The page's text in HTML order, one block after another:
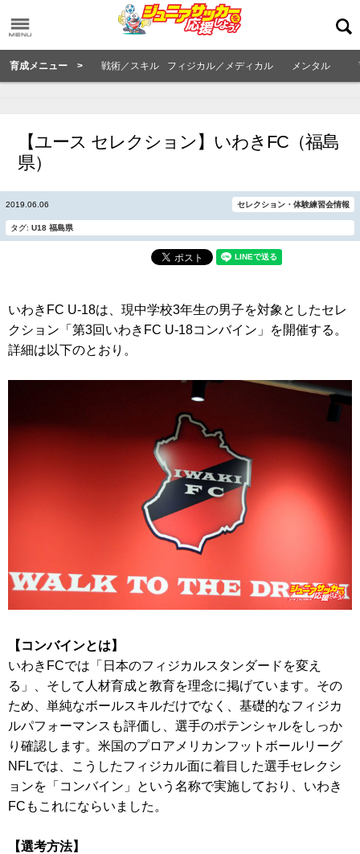
育成メニュー > 戦術／スキル フィジカル／メディカル メンタル
【ユース セレクション】いわきFC（福島
県）
2019.06.06 セレクション・体験練習会情報
タグ: U18 福島県
いわきFC U-18は、現中学校3年生の男子を対象としたセレ
クション「第3回いわきFC U-18コンバイン」を開催する。
詳細は以下のとおり。
【コンバインとは】
いわきFCでは「日本のフィジカルスタンダードを変え
る」、そして人材育成と教育を理念に掲げています。その
ため、単純なボールスキルだけでなく、基礎的なフィジカ
ルパフォーマンスも評価し、選手のポテンシャルをしっか
り確認します。米国のプロアメリカンフットボールリーグ
NFLでは、こうしたフィジカル面に着目した選手セレクシ
ョンを「コンバイン」という名称で実施しており、いわき
FCもこれにならいました。
【選考方法】